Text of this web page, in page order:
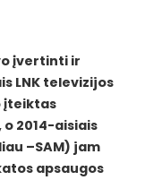
įvertinti ir
LNK televizijos
įteiktas
2014-aisiais
–SAM) jam
apsaugos